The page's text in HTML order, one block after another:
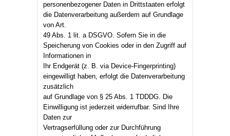
personenbezogener Daten in Drittstaaten erfolgt
die Datenverarbeitung außerdem auf Grundlage
von Art.
49 Abs. 1 lit. a DSGVO. Sofern Sie in die
Speicherung von Cookies oder in den Zugriff auf
Informationen in
Ihr Endgerät (z. B. via Device-Fingerprinting)
eingewilligt haben, erfolgt die Datenverarbeitung
zusätzlich
auf Grundlage von § 25 Abs. 1 TDDDG. Die
Einwilligung ist jederzeit widerrufbar. Sind Ihre
Daten zur
Vertragserfüllung oder zur Durchführung